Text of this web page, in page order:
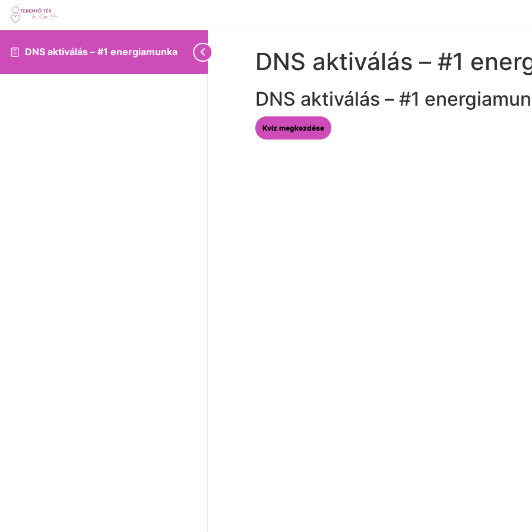
DNS aktiválás – #1 energiamunka DNS aktiválás – #1
DNS aktiválás – #1